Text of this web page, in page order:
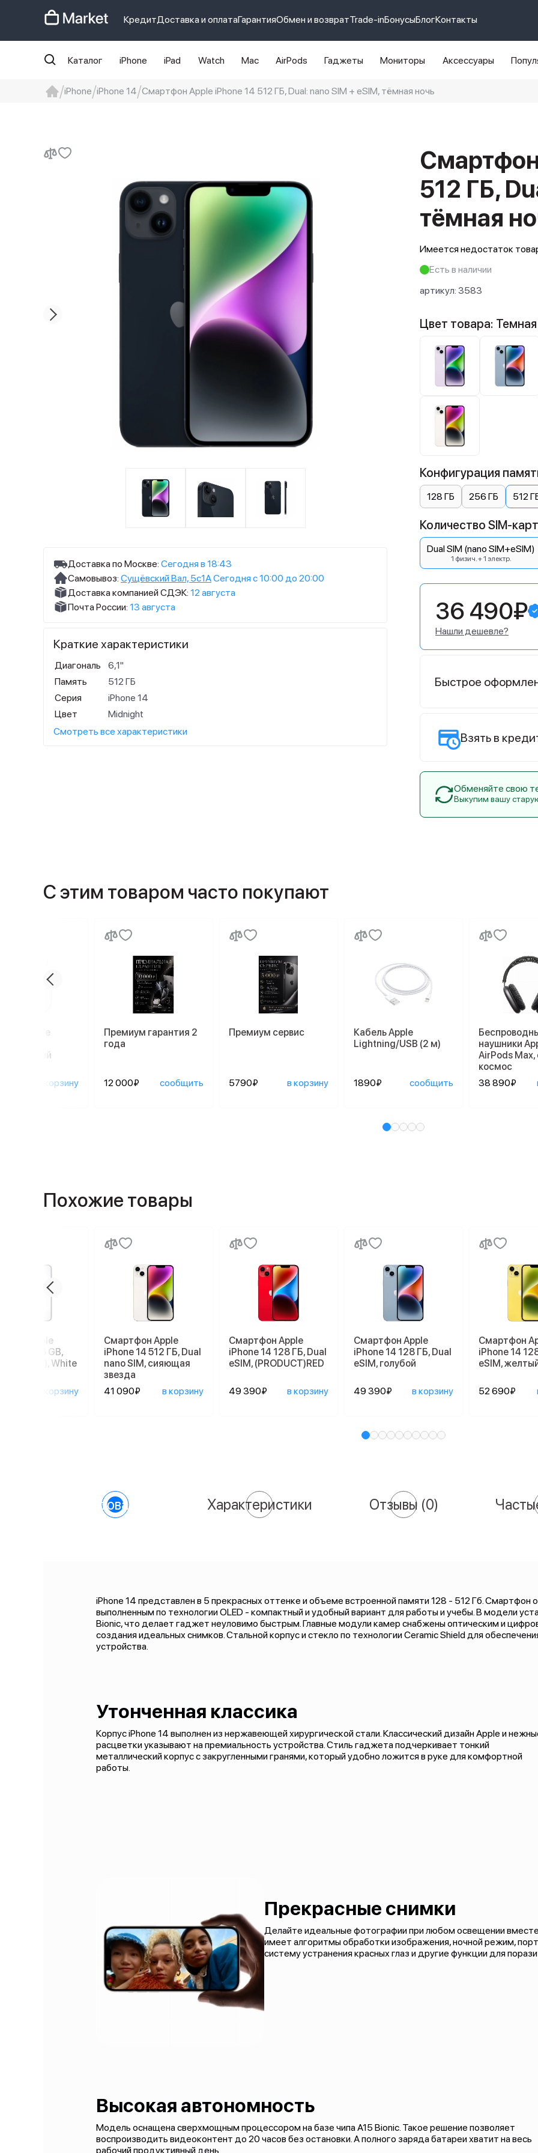
КредитДоставка и оплатаГарантияОбмен и возвратTrade-inБонусыБлогКонтакты
Каталог iPhone iPad Watch Mac AirPods Гаджеты Мониторы Аксессуары
iPhone iPhone 14 Смартфон Apple iPhone 14 512 ГБ, Dual: nano SIM + eSIM, тёмная ночь
512 ГБ,
тёмная
Имеется недостаток
Есть в наличии
артикул: 3583
Доставка по Москве: Сегодня в 18:43
Самовывоз: Сущёвский Вал, 5с1АСегодня с 10:00 до 20:00
Доставка компанией СДЭК: 12 августа
Почта России: 13 августа
Краткие характеристики
Диагональ
6,1"
Память
512 ГБ
Серия
iPhone 14
Цвет
Midnight
Смотреть все характеристики
Цвет товара: Темная
Конфигурация
128 ГБ 256 ГБ 512
Количество SIM-
Dual SIM (nano SIM+eSIM)
1 физич. + 1 электр.
36 490₽
Нашли дешевле?
Быстрое
Взять в
Обменяйте свою
Выкупим вашу
С этим товаром часто покупают
Apple
белый
в корзину
Премиум гарантия 2
года
12 000₽ сообщить
Премиум сервис
5790₽ в корзину
Кабель Apple
Lightning/USB (2 м)
1890₽ сообщить
наушники
AirPods Max,
космос
38 890₽
Похожие товары
Apple
17e 256 GB,
(eSIM), White
в корзину
Смартфон Apple
iPhone 14 512 ГБ, Dual
nano SIM, сияющая
звезда
41 090₽
в корзину
Смартфон Apple
iPhone 14 128 ГБ, Dual
еSIM, (PRODUCT)RED
49 390₽ в корзину
Смартфон Apple
iPhone 14 128 ГБ, Dual
еSIM, голубой
49 390₽ в корзину
Смартфон
iPhone 14
еSIM,
52 690₽
О товаре Характеристики Отзывы (0)
iPhone 14 представлен в 5 прекрасных оттенке и объеме встроенной памяти 128 - 512 Гб.
выполненным по технологии OLED - компактный и удобный вариант для работы и учебы. В модели
Bionic, что делает гаджет неуловимо быстрым. Главные модули камер снабжены оптическим и
создания идеальных снимков. Стальной корпус и стекло по технологии Ceramic Shield для
устройства.
Утонченная классика
Корпус iPhone 14 выполнен из нержавеющей хирургической стали. Классический дизайн Apple и
расцветки указывают на премиальность устройства. Стиль гаджета подчеркивает тонкий
металлический корпус с закругленными гранями, который удобно ложится в руке для комфортной
работы.
Прекрасные снимки
Делайте идеальные фотографии при любом освещении
имеет алгоритмы обработки изображения, ночной режим,
систему устранения красных глаз и другие функции для
Высокая автономность
Модель оснащена сверхмощным процессором на базе чипа A15 Bionic. Такое решение позволяет
воспроизводить видеоконтент до 20 часов без остановки. А полного заряда батареи хватит на весь
рабочий продуктивный день.